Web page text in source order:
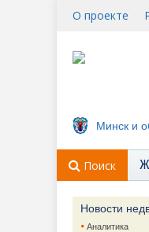
О проекте
Минск и
Поиск
Новости
Аналитика